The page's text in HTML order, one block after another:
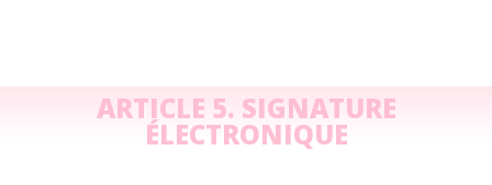
ARTICLE 5. SIGNATURE
ÉLECTRONIQUE